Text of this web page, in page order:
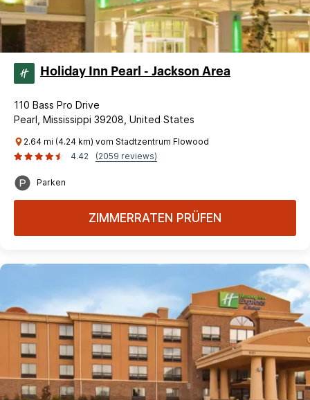
Holiday Inn Pearl - Jackson Area
110 Bass Pro Drive
Pearl, Mississippi 39208, United States
2.64 mi (4.24 km) vom Stadtzentrum Flowood
4.42
(2059 reviews)
Parken
ZIMMERRATEN PRÜFEN